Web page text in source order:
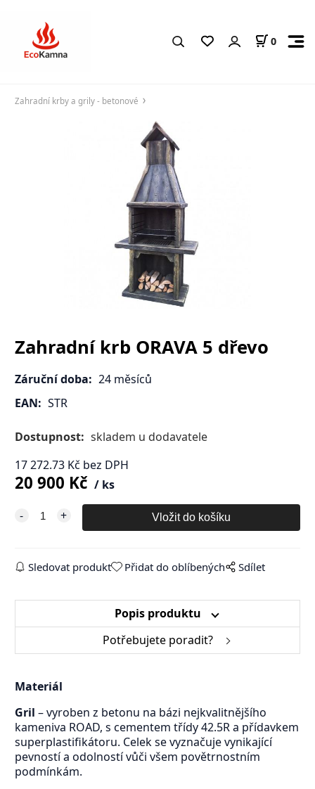
0
Zahradní krby a grily - betonové
Zahradní krb ORAVA 5 dřevo
Záruční doba: 24 měsíců
EAN: STR
Dostupnost: skladem u dodavatele
17 272.73Kč bez DPH
20 900 Kč ks
Sledovat produkt Přidat do oblíbených Sdílet
Popis produktu
Potřebujete poradit?
Materiál
Gril – vyroben z betonu na bázi nejkvalitnějšího
kameniva ROAD, s cementem třídy 42.5R a přídavkem
superplastifikátoru. Celek se vyznačuje vynikající
pevností a odolností vůči všem povětrnostním
podmínkám.